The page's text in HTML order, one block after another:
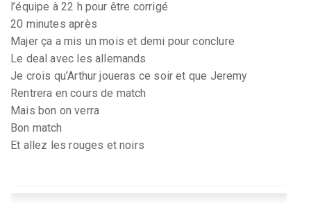
l’équipe à 22 h pour être corrigé
20 minutes après
Majer ça a mis un mois et demi pour conclure
Le deal avec les allemands
Je crois qu’Arthur joueras ce soir et que Jeremy
Rentrera en cours de match
Mais bon on verra
Bon match
Et allez les rouges et noirs